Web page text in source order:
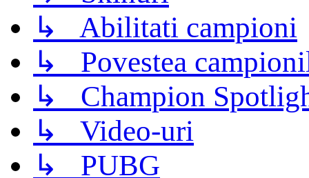
↳ Abilitati campioni
↳ Povestea
↳ Champion
↳ Video-uri
↳ PUBG